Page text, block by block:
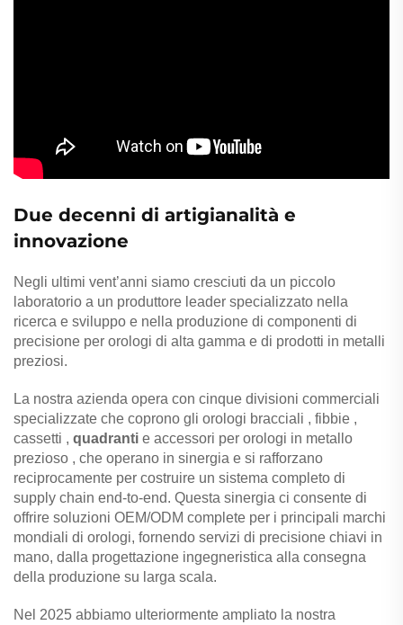
Due decenni di artigianalità e
innovazione
Negli ultimi vent’anni siamo cresciuti da un piccolo
laboratorio a un produttore leader specializzato nella
ricerca e sviluppo e nella produzione di componenti di
precisione per orologi di alta gamma e di prodotti in metalli
preziosi.
La nostra azienda opera con cinque divisioni commerciali
specializzate che coprono gli orologi bracciali , fibbie ,
cassetti , quadranti e accessori per orologi in metallo
prezioso , che operano in sinergia e si rafforzano
reciprocamente per costruire un sistema completo di
supply chain end-to-end. Questa sinergia ci consente di
offrire soluzioni OEM/ODM complete per i principali marchi
mondiali di orologi, fornendo servizi di precisione chiavi in
mano, dalla progettazione ingegneristica alla consegna
della produzione su larga scala.
Nel 2025 abbiamo ulteriormente ampliato la nostra